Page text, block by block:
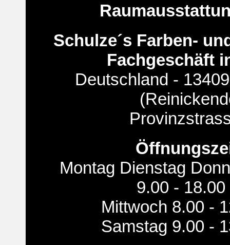
Schulze´s Farben-
Fachgeschäft
Deutschland -
Montag Dienstag
9.00 - 18.00
Mittwoch 8.00 -
Samstag 9.00 -